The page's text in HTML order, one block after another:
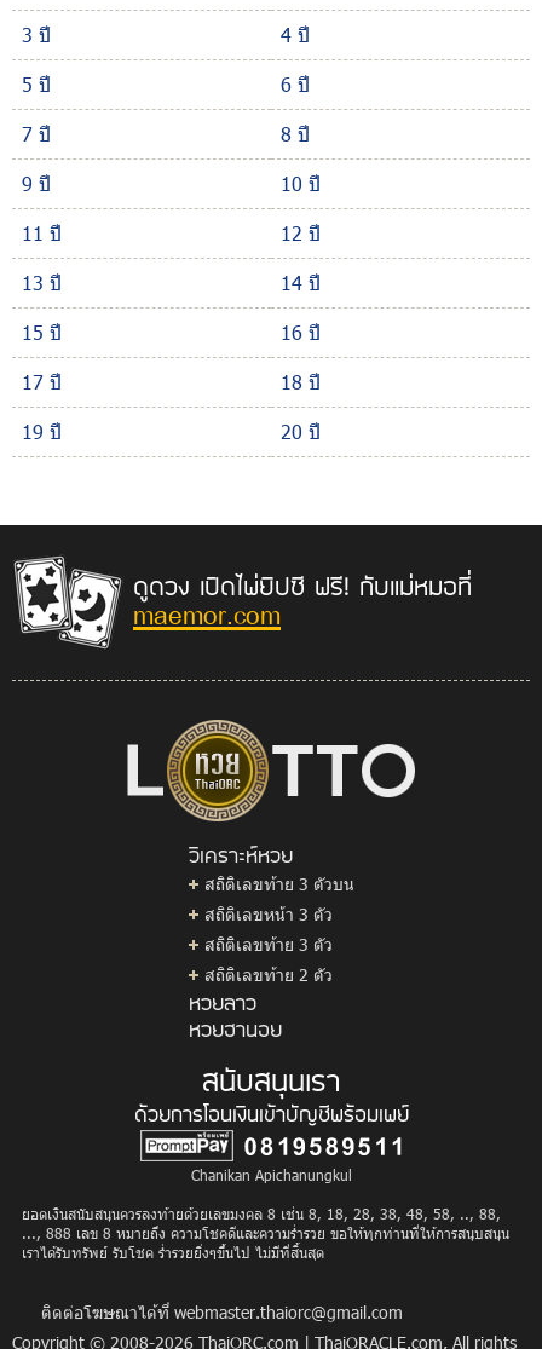
3 ปี
4 ปี
5 ปี
6 ปี
7 ปี
8 ปี
9 ปี
10 ปี
11 ปี
12 ปี
13 ปี
14 ปี
15 ปี
16 ปี
17 ปี
18 ปี
19 ปี
20 ปี
ดูดวง เปิดไพ่ยิปซี ฟรี! กับแม่หมอที่
maemor.com
วิเคราะห์หวย
สถิติเลขท้าย 3 ตัวบน
สถิติเลขหน้า 3 ตัว
สถิติเลขท้าย 3 ตัว
สถิติเลขท้าย 2 ตัว
หวยลาว
หวยฮานอย
สนับสนุนเรา
ด้วยการโอนเงินเข้าบัญชีพร้อมเพย์
Chanikan Apichanungkul
ยอดเงินสนับสนุนควรลงท้ายด้วยเลขมงคล 8 เช่น 8, 18, 28, 38, 48, 58, .., 88,
..., 888 เลข 8 หมายถึง ความโชคดีและความร่ำรวย ขอให้ทุกท่านที่ให้การสนุบสนุน
เราได้รับทรัพย์ รับโชค ร่ำรวยยิ่งๆขึ้นไป ไม่มีที่สิ้นสุด
ติดต่อโฆษณาได้ที่ webmaster.thaiorc@gmail.com
Copyright © 2008-2026 ThaiORC.com | ThaiORACLE.com, All rights